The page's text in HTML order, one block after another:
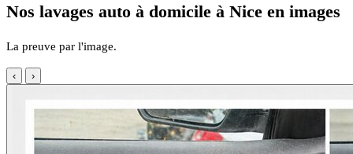
Nos lavages auto à domicile à Nice en images
La preuve par l'image.
‹ ›